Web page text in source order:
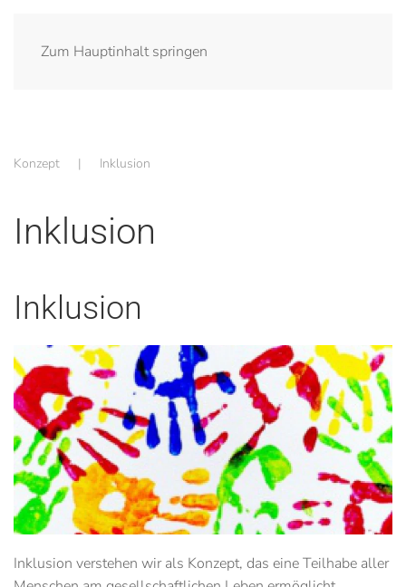
Zum Hauptinhalt springen
Konzept Inklusion
Inklusion
Inklusion
Inklusion verstehen wir als Konzept, das eine Teilhabe aller